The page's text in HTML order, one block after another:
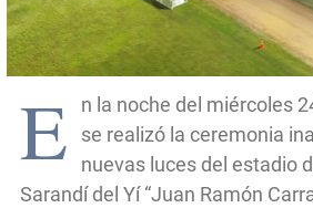
E
n la noche del miércoles
se realizó la ceremonia
nuevas luces del estadio
Sarandí del Yí “Juan Ramón